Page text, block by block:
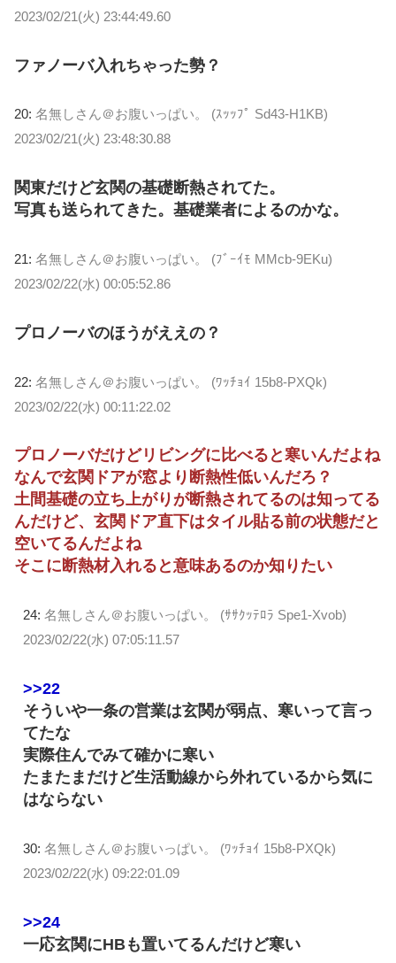
2023/02/21(火) 23:44:49.60
ファノーバ入れちゃった勢？
20: 名無しさん＠お腹いっぱい。 (ｽｯｯﾌﾟ Sd43-H1KB)
2023/02/21(火) 23:48:30.88
関東だけど玄関の基礎断熱されてた。
写真も送られてきた。基礎業者によるのかな。
21: 名無しさん＠お腹いっぱい。 (ﾌﾞｰｲﾓ MMcb-9EKu)
2023/02/22(水) 00:05:52.86
プロノーバのほうがええの？
22: 名無しさん＠お腹いっぱい。 (ﾜｯﾁｮｲ 15b8-PXQk)
2023/02/22(水) 00:11:22.02
プロノーバだけどリビングに比べると寒いんだよね
なんで玄関ドアが窓より断熱性低いんだろ？
土間基礎の立ち上がりが断熱されてるのは知ってる
んだけど、玄関ドア直下はタイル貼る前の状態だと
空いてるんだよね
そこに断熱材入れると意味あるのか知りたい
24: 名無しさん＠お腹いっぱい。 (ｻｻｸｯﾃﾛﾗ Spe1-Xvob)
2023/02/22(水) 07:05:11.57
>>22
そういや一条の営業は玄関が弱点、寒いって言っ
てたな
実際住んでみて確かに寒い
たまたまだけど生活動線から外れているから気に
はならない
30: 名無しさん＠お腹いっぱい。 (ﾜｯﾁｮｲ 15b8-PXQk)
2023/02/22(水) 09:22:01.09
>>24
一応玄関にHBも置いてるんだけど寒い